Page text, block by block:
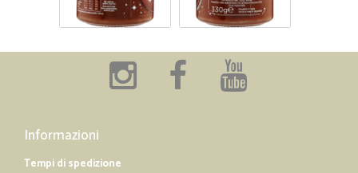
Informazioni
Tempi di spedizione